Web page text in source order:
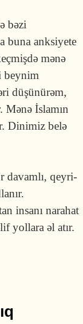
bəzi
buna anksiyete
mənə
beynim
düşünürəm,
Mənə İslamın
Dinimiz belə
davamlı, qeyri-
insanı narahat
yollara əl atır.